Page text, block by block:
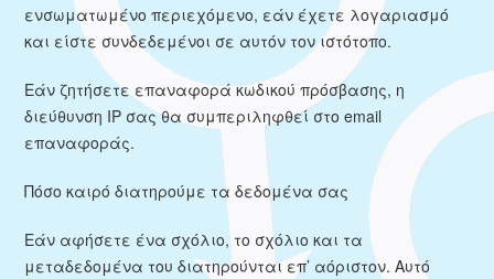
ενσωματωμένο περιεχόμενο, εάν έχετε λογαριασμό
και είστε συνδεδεμένοι σε αυτόν τον ιστότοπο.
Εάν ζητήσετε επαναφορά κωδικού πρόσβασης, η
διεύθυνση IP σας θα συμπεριληφθεί στο email
επαναφοράς.
Πόσο καιρό διατηρούμε τα δεδομένα σας
Εάν αφήσετε ένα σχόλιο, το σχόλιο και τα
μεταδεδομένα του διατηρούνται επ’ αόριστον. Αυτό